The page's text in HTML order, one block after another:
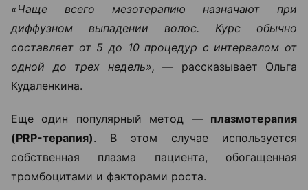
«Чаще всего мезотерапию назначают при
диффузном выпадении волос. Курс обычно
составляет от 5 до 10 процедур с интервалом от
одной до трех недель», — рассказывает Ольга
Кудаленкина.
Еще один популярный метод — плазмотерапия
(PRP-терапия). В этом случае используется
собственная плазма пациента, обогащенная
тромбоцитами и факторами роста.